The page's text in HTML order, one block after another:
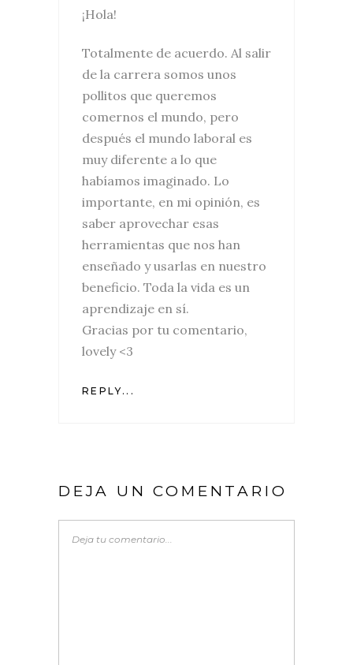
¡Hola!
Totalmente de acuerdo. Al salir
de la carrera somos unos
pollitos que queremos
comernos el mundo, pero
después el mundo laboral es
muy diferente a lo que
habíamos imaginado. Lo
importante, en mi opinión, es
saber aprovechar esas
herramientas que nos han
enseñado y usarlas en nuestro
beneficio. Toda la vida es un
aprendizaje en sí.
Gracias por tu comentario,
lovely <3
REPLY...
DEJA UN COMENTARIO